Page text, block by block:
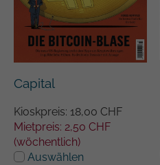
Capital
Kioskpreis: 18,00 CHF
Mietpreis: 2,50 CHF
(wöchentlich)
Auswählen